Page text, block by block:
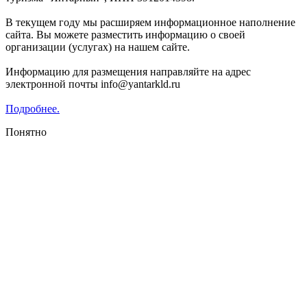
В текущем году мы расширяем информационное наполнение
сайта. Вы можете разместить информацию о своей
организации (услугах) на нашем сайте.
Информацию для размещения направляйте на адрес
электронной почты info@yantarkld.ru
Подробнее.
Понятно